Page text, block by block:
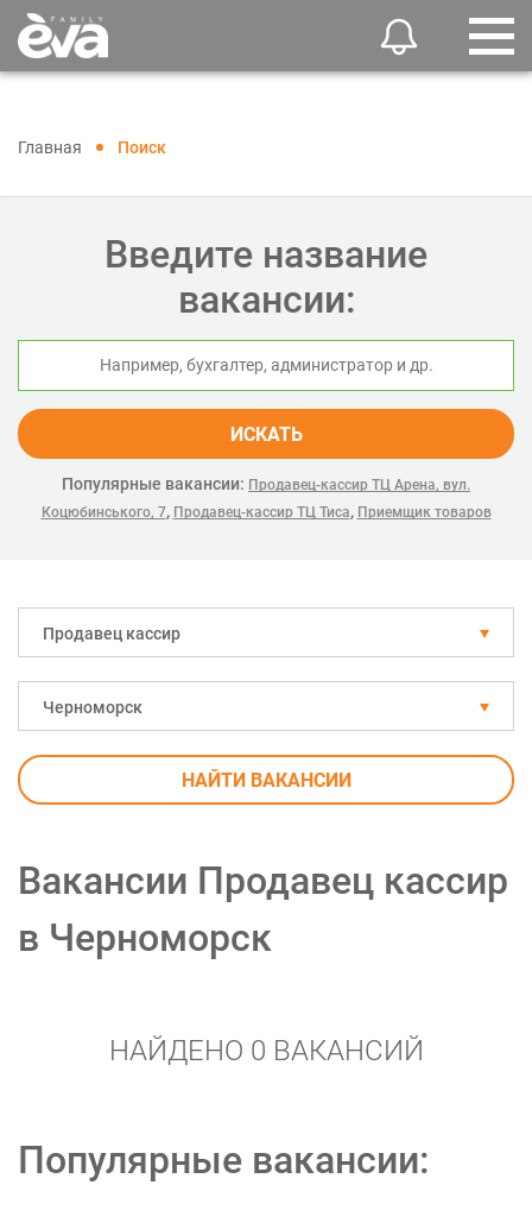
Главная Поиск
Введите название
вакансии:
ИСКАТЬ
Популярные вакансии: Продавец-кассир ТЦ Арена, вул.
Коцюбинського, 7, Продавец-кассир ТЦ Тиса, Приемщик товаров
Продавец кассир
Черноморск
НАЙТИ ВАКАНСИИ
Вакансии Продавец кассир
в Черноморск
НАЙДЕНО 0 ВАКАНСИЙ
Популярные вакансии: